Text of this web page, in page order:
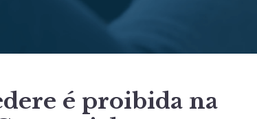
é proibida na